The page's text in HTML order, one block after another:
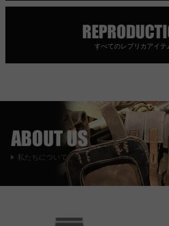
すべてのレプリカアイテ
私たちについて